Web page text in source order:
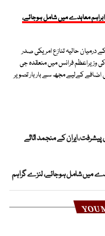
معاہدے میں شامل ہوجائے،
درمیان حالیہ تنازع امریکی صدر
وزیراعظم فرانس میں منعقدہ جی
اضافے کےلیے مجھ سے بار بار تصویر
پیشرفت، ایران کے منجمد اثاثے
میں شامل ہوجائے، لنزے گراہم
YOU